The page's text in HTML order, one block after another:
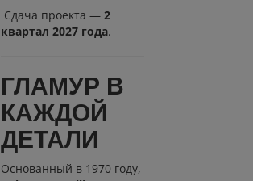
Сдача проекта — 2
квартал 2027 года.
ГЛАМУР В
КАЖДОЙ
ДЕТАЛИ
Основанный в 1970 году,